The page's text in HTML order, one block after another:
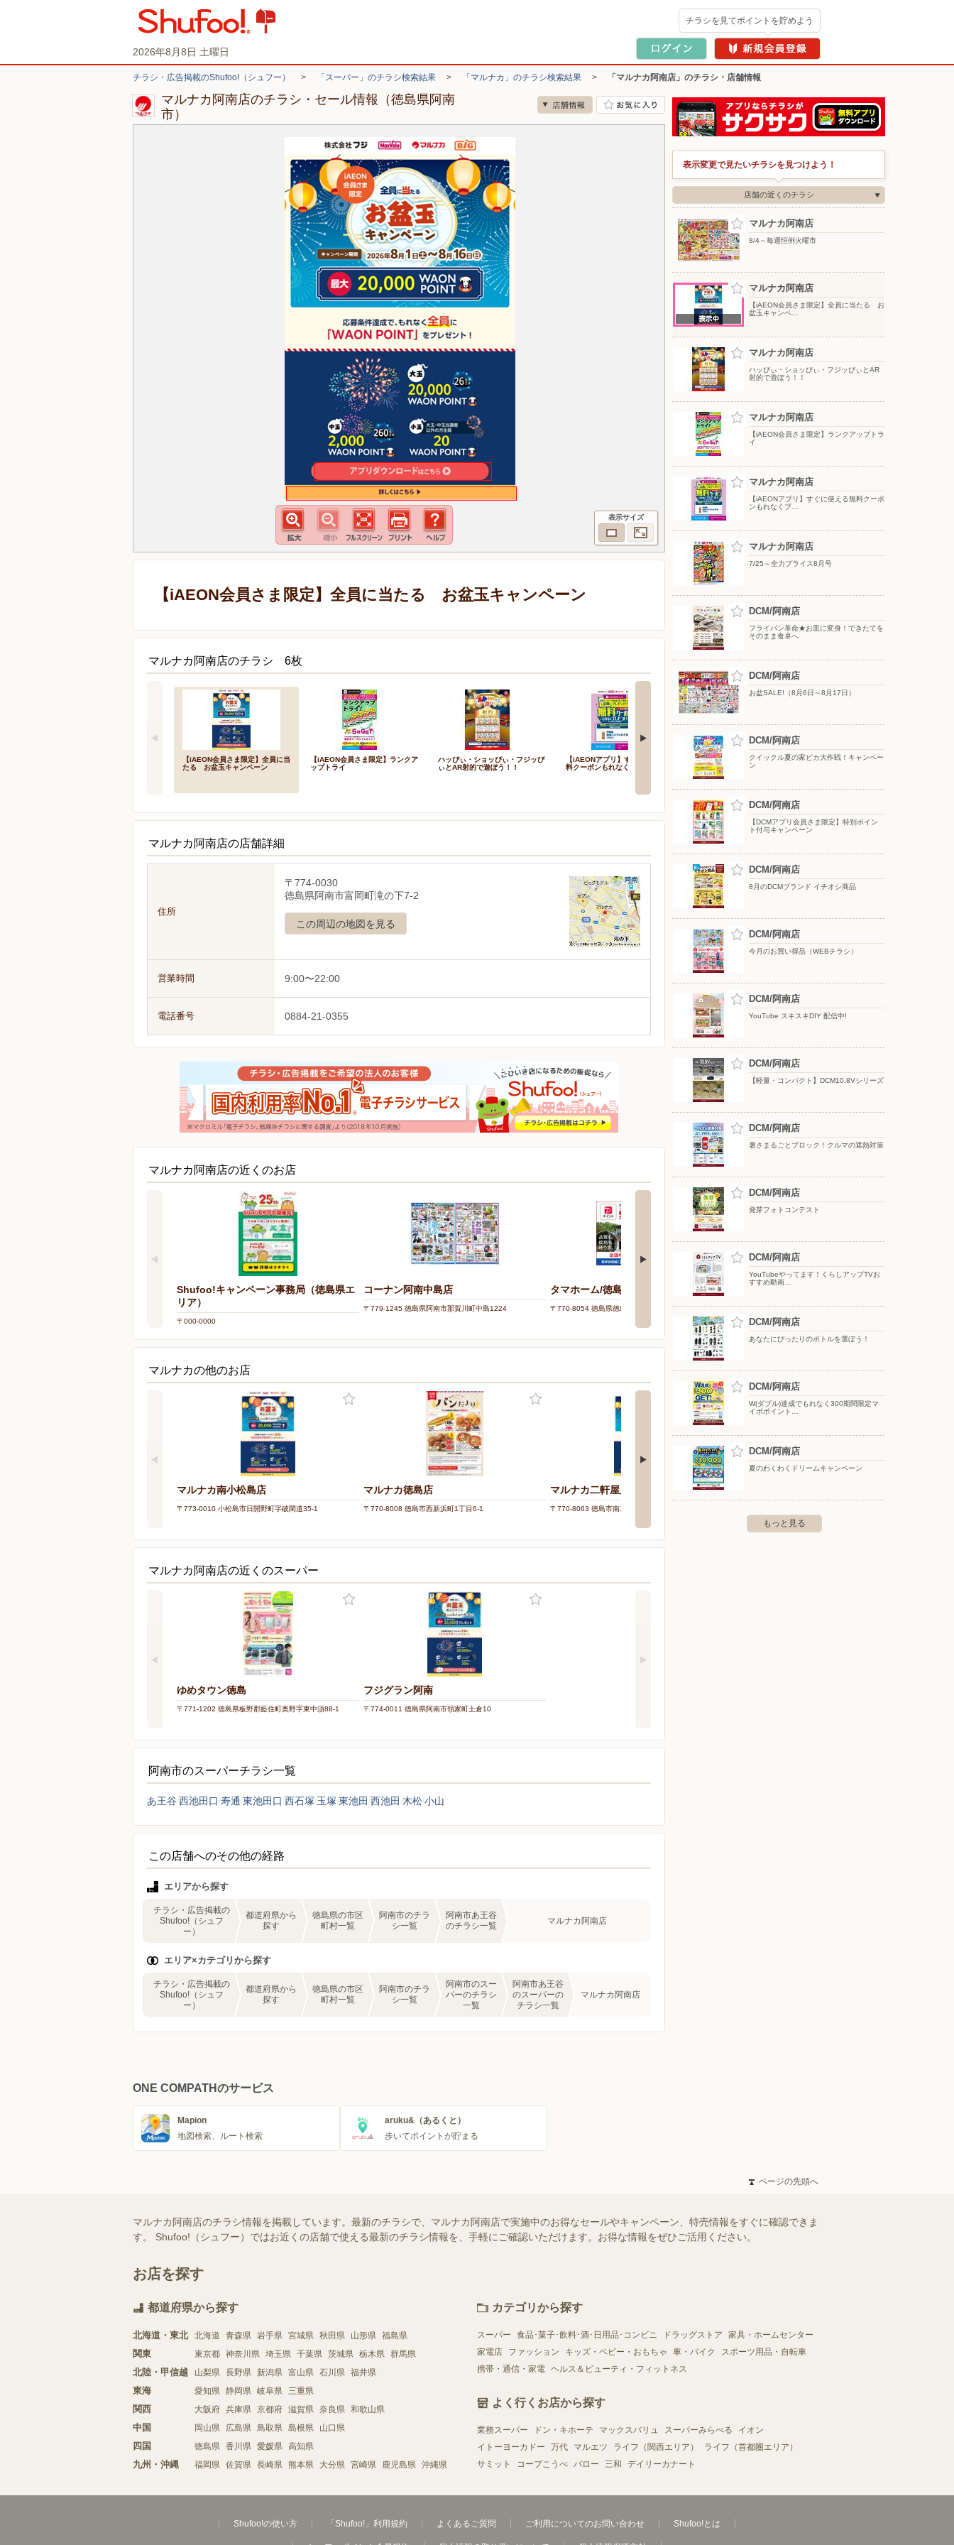
2026年8月8日 土曜日
チラシを見てポイントを貯めよう
チラシ・広告掲載のShufoo!（シュフー） > 「スーパー」のチラシ検索結果 > 「マルナカ」のチラシ検索結果 > 「マルナカ阿南店」のチラシ・店舗情報
マルナカ阿南店のチラシ・セール情報（徳島県阿南
市）
表示サイズ
【iAEON会員さま限定】全員に当たる お盆玉キャンペーン
マルナカ阿南店のチラシ 6枚
【iAEON会員さま限定】全員に当
たる お盆玉キャンペーン
【iAEON会員さま限定】ランクア
ップトライ
ハッぴぃ・ショッぴぃ・フジッぴ
ぃとAR射的で遊ぼう！！
【iAEONアプリ】すぐに使える無
料クーポンもれなくプレゼント
8/4〜毎週恒例火曜市 7/25〜全力プライス8月号
マルナカ阿南店の店舗詳細
住所
〒774-0030
徳島県阿南市富岡町滝の下7-2
この周辺の地図を見る
営業時間 9:00〜22:00
電話番号 0884-21-0355
マルナカ阿南店の近くのお店
Shufoo!キャンペーン事務局（徳島県エ
リア）
〒000-0000
コーナン阿南中島店
〒779-1245 徳島県阿南市那賀川町中島1224
タマホーム/徳島営業所
〒770-8054 徳島県徳島市山城西4丁目39番
ワークマン阿南店
〒774-0045 徳島県阿南市宝田町平岡850番地2
マルナカの他のお店
マルナカ南小松島店
〒773-0010 小松島市日開野町字破閑道35-1
マルナカ徳島店
〒770-8008 徳島市西新浜町1丁目6-1
マルナカ二軒屋店
〒770-8063 徳島市南二軒屋町3丁目1番18号
マルナカ阿南店の近くのスーパー
ゆめタウン徳島
〒771-1202 徳島県板野郡藍住町奥野字東中須88-1
フジグラン阿南
〒774-0011 徳島県阿南市領家町土倉10
阿南市のスーパーチラシ一覧
あ王谷 西池田口 寿通 東池田口 西石塚 玉塚 東池田 西池田 木松小山
この店舗へのその他の経路
エリアから探す
チラシ・広告掲載の
Shufoo!（シュフ
ー）
都道府県から
探す
徳島県の市区
町村一覧
阿南市のチラ
シ一覧
阿南市あ王谷
のチラシ一覧
マルナカ阿南店
エリア×カテゴリから探す
チラシ・広告掲載の
Shufoo!（シュフ
ー）
都道府県から
探す
徳島県の市区
町村一覧
阿南市のチラ
シ一覧
阿南市のスー
パーのチラシ
一覧
阿南市あ王谷
のスーパーの
チラシ一覧
マルナカ阿南店
表示変更で見たいチラシを見つけよう！
店舗の近くのチラシ
マルナカ阿南店
8/4～毎週恒例火曜市
マルナカ阿南店
【iAEON会員さま限定】全員に当たる お
盆玉キャンペ…
マルナカ阿南店
ハッぴぃ・ショッぴぃ・フジッぴぃとAR
射的で遊ぼう！！
マルナカ阿南店
【iAEON会員さま限定】ランクアップトラ
イ
マルナカ阿南店
【iAEONアプリ】すぐに使える無料クーポ
ンもれなくプ…
マルナカ阿南店
7/25～全力プライス8月号
DCM/阿南店
フライパン革命★お皿に変身！できたてを
そのまま食卓へ
DCM/阿南店
お盆SALE!（8月6日～8月17日）
DCM/阿南店
クイックル夏の家ピカ大作戦！キャンペー
ン
DCM/阿南店
【DCMアプリ会員さま限定】特別ポイン
ト付与キャンペーン
DCM/阿南店
8月のDCMブランド イチオシ商品
DCM/阿南店
今月のお買い得品（WEBチラシ）
DCM/阿南店
YouTube スキスキDIY 配信中!
DCM/阿南店
【軽量・コンパクト】DCM10.8Vシリーズ
DCM/阿南店
暑さまるごとブロック！クルマの遮熱対策
DCM/阿南店
発芽フォトコンテスト
DCM/阿南店
YouTubeやってます！くらしアップTVお
すすめ動画…
DCM/阿南店
あなたにぴったりのボトルを選ぼう！
DCM/阿南店
W(ダブル)達成でもれなく300期間限定マ
イボポイント…
DCM/阿南店
夏のわくわくドリームキャンペーン
もっと見る
ONE COMPATHのサービス
Mapion
地図検索、ルート検索
aruku&（あるくと）
歩いてポイントが貯まる
ページの先頭へ
マルナカ阿南店のチラシ情報を掲載しています。最新のチラシで、マルナカ阿南店で実施中のお得なセールやキャンペーン、特売情報をすぐに確認できま
す。 Shufoo!（シュフー）ではお近くの店舗で使える最新のチラシ情報を、手軽にご確認いただけます。お得な情報をぜひご活用ください。
お店を探す
都道府県から探す
北海道・東北 北海道 青森県 岩手県 宮城県 秋田県 山形県 福島県
関東 東京都 神奈川県 埼玉県 千葉県 茨城県 栃木県 群馬県
北陸・甲信越 山梨県 長野県 新潟県 富山県 石川県 福井県
東海 愛知県 静岡県 岐阜県 三重県
関西 大阪府 兵庫県 京都府 滋賀県 奈良県 和歌山県
中国 岡山県 広島県 鳥取県 島根県 山口県
四国 徳島県 香川県 愛媛県 高知県
九州・沖縄 福岡県 佐賀県 長崎県 熊本県 大分県 宮崎県 鹿児島県 沖縄県
カテゴリから探す
スーパー 食品･菓子･飲料･酒･日用品･コンビニ ドラッグストア
家具・ホームセンター
家電店
ファッション キッズ・ベビー・おもちゃ 車・バイク
スポーツ用品・自転車
携帯・通信・家電 ヘルス＆ビューティ・フィットネス
よく行くお店から探す
業務スーパー ドン・キホーテ マックスバリュ スーパーみらべる
イオン
イトーヨーカドー
万代 マルエツ ライフ（関西エリア）
ライフ（首都圏エリア）
サミット
コープこうべ バロー 三和 デイリーカナート
Shufoo!の使い方 「Shufoo!」利用規約 よくあるご質問 ご利用についてのお問い合わせ Shufoo!とは